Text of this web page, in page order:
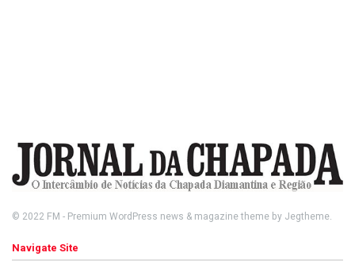
© 2022 FM - Premium WordPress news & magazine theme by Jegtheme.
Navigate Site